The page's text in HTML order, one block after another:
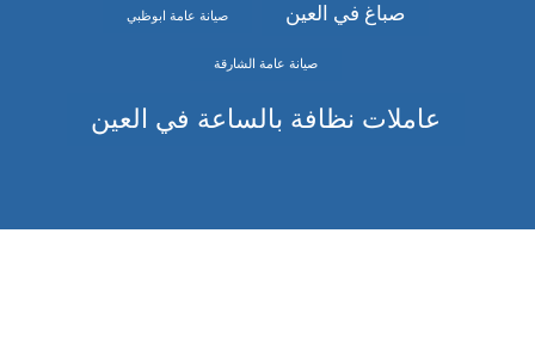
صباغ في العين صيانة عامة ابوظبي
صيانة عامة الشارقة
عاملات نظافة بالساعة في العين